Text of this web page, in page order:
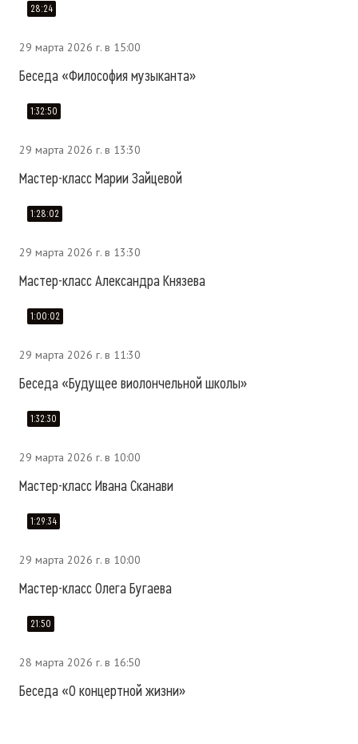
28:24
29 марта 2026 г. в 15:00
Беседа «Философия музыканта»
1:32:50
29 марта 2026 г. в 13:30
Мастер-класс Марии Зайцевой
1:28:02
29 марта 2026 г. в 13:30
Мастер-класс Александра Князева
1:00:02
29 марта 2026 г. в 11:30
Беседа «Будущее виолончельной школы»
1:32:30
29 марта 2026 г. в 10:00
Мастер-класс Ивана Сканави
1:29:34
29 марта 2026 г. в 10:00
Мастер-класс Олега Бугаева
21:50
28 марта 2026 г. в 16:50
Беседа «О концертной жизни»